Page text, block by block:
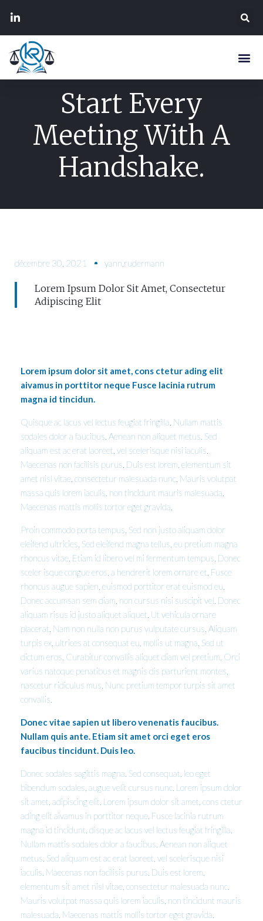
Start Every
Meeting With A
Handshake.
décembre 30, 2021 yann.rudermann
Lorem Ipsum Dolor Sit Amet, Consectetur
Adipiscing Elit
Lorem ipsum dolor sit amet, cons ctetur ading elit
aivamus in porttitor neque Fusce lacinia rutrum
magna id tincidun.
Quisque ac lacus vel lectus feugiat fringilla. Nullam mattis
sodales dolor a faucibus. Aenean non aliquet metus. Sed
aliquam est ac erat laoreet, vel scelerisque nisi iaculis.
Maecenas non facilisis purus. Duis est lorem, elementum sit
amet nisl vitae, consectetur malesuada nunc. Mauris volutpat
massa quis lorem iaculis, non tincidunt mauris malesuada.
Maecenas mattis mollis tortor eget gravida.
Proin commodo porta tempus. Sed non justo aliquam dolor
eleifend ultricies. Sed eleifend magna tellus, eu pretium magna
rhoncus vitae. Etiam id libero vel mi fermentum tempus. Donec
sceler isque congue eros, a hendrerit lorem ornare et. Fusce
rhoncus augue sapien, euismod porttitor erat euismod eu.
Donec accumsan sem diam, non cursus nisi suscipit vel. Donec
aliquam risus id justo aliquet aliquet. Ut vehicula ornare
placerat. Nam non nulla non purus vulputate cursus. Aliquam
turpis ex, ultrices at consequat eu, mollis ut magna. Sed ut
dictum eros. Curabitur convallis aliquet diam vel pretium. Orci
varius natoque penatibus et magnis dis parturient montes,
nascetur ridiculus mus. Nunc pretium tempor turpis sit amet
convallis.
Donec vitae sapien ut libero venenatis faucibus.
Nullam quis ante. Etiam sit amet orci eget eros
faucibus tincidunt. Duis leo.
Donec sodales sagittis magna. Sed consequat, leo eget
bibendum sodales, augue velit cursus nunc. Lorem ipsum dolor
sit amet, adipiscing elit. Lorem ipsum dolor sit amet, cons ctetur
ading elit aivamus in porttitor neque. Fusce lacinia rutrum
magna id tincidunt. disque ac lacus vel lectus feugiat fringilla.
Nullam mattis sodales dolor a faucibus. Aenean non aliquet
metus. Sed aliquam est ac erat laoreet, vel scelerisque nisi
iaculis. Maecenas non facilisis purus. Duis est lorem,
elementum sit amet nisl vitae, consectetur malesuada nunc.
Mauris volutpat massa quis lorem iaculis, non tincidunt mauris
malesuada. Maecenas mattis mollis tortor eget gravida.